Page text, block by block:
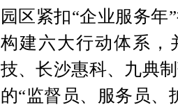
园区紧扣“企业服务
构建六大行动体系，
技、长沙惠科、九典
的“监督员、服务员、